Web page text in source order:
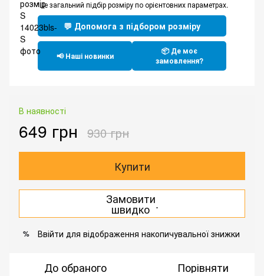
*Це загальний підбір розміру по орієнтовних параметрах.
💬 Допомога з підбором розміру
📢 Наші новинки
📦 Де моє
замовлення?
В наявності
649 грн 930 грн
Купити
Замовити
швидко .
% Ввійти для відображення накопичувальної знижки
До обраного Порівняти